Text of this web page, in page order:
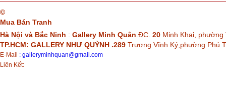
©
Mua Bán Tranh
Hà Nội và Bắc Ninh : Gallery Minh Quân .ĐC. 20 Minh Khai,
TP.HCM: GALLERY NHƯ QUỲNH .289 Trương Vĩnh Ký,phường Phú
E-Mail : galleryminhquan@gmail.com
Liên Kết: